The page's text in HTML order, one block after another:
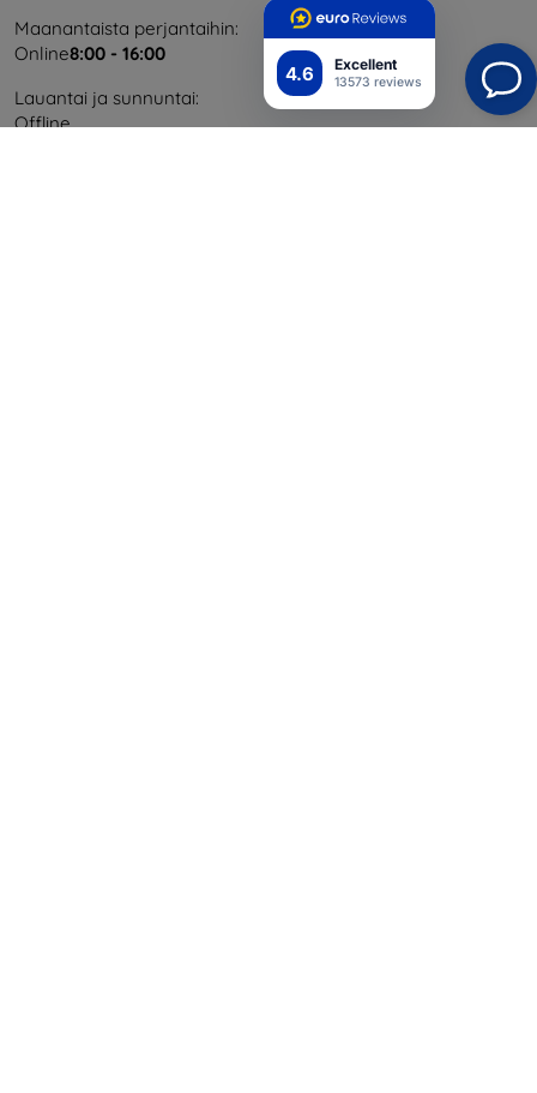
4.6 Excellent
13573 reviews
Maanantaista perjantaihin:
Online8:00 - 16:00
Lauantai ja sunnuntai:
Offline